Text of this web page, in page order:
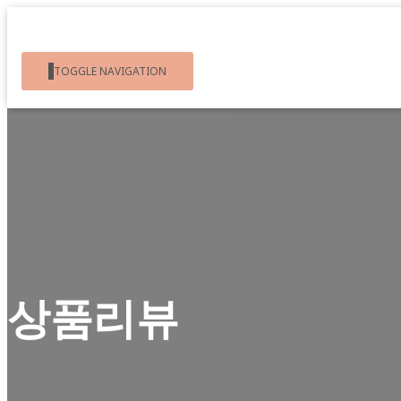
TOGGLE NAVIGATION
상품리뷰